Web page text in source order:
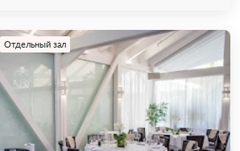
Отдельный зал